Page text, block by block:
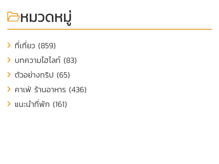
หมวดหมู่
ที่เที่ยว (859)
บทความไฮไลท์ (83)
ตัวอย่างทริป (65)
คาเฟ่ ร้านอาหาร (436)
แนะนำที่พัก (161)